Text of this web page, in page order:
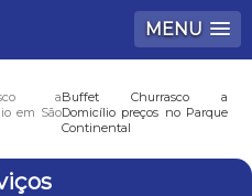
MENU
a
em São
Buffet Churrasco a
Domicílio preços no Parque
Continental